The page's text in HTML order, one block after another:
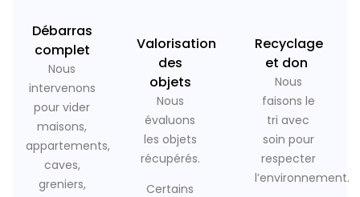
Débarras
complet
Nous
intervenons
pour vider
maisons,
appartements,
caves,
greniers,
Valorisation
des
objets
Nous
évaluons
les objets
récupérés.
Certains
Recyclage
et don
Nous
faisons le
tri avec
soin pour
respecter
l’environnement.